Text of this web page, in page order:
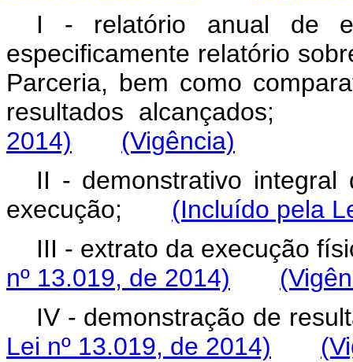
I - relatório anual de
especificamente relatório
Parceria, bem como
resultados
2014)
(Vigência)
II - demonstrativo
execução; (Incluído pela
III - extrato da execução
nº 13.019, de 2014)
IV - demonstração de
Lei nº 13.019, de 2014)